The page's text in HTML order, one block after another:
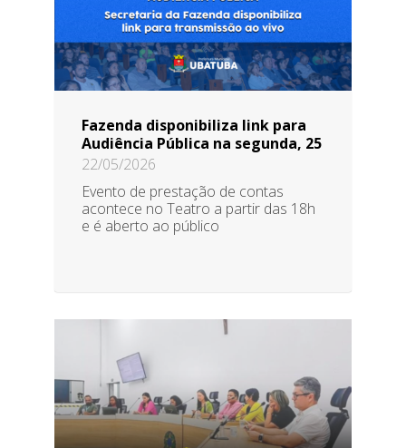
Fazenda disponibiliza link para
Audiência Pública na segunda, 25
22/05/2026
Evento de prestação de contas
acontece no Teatro a partir das 18h
e é aberto ao público